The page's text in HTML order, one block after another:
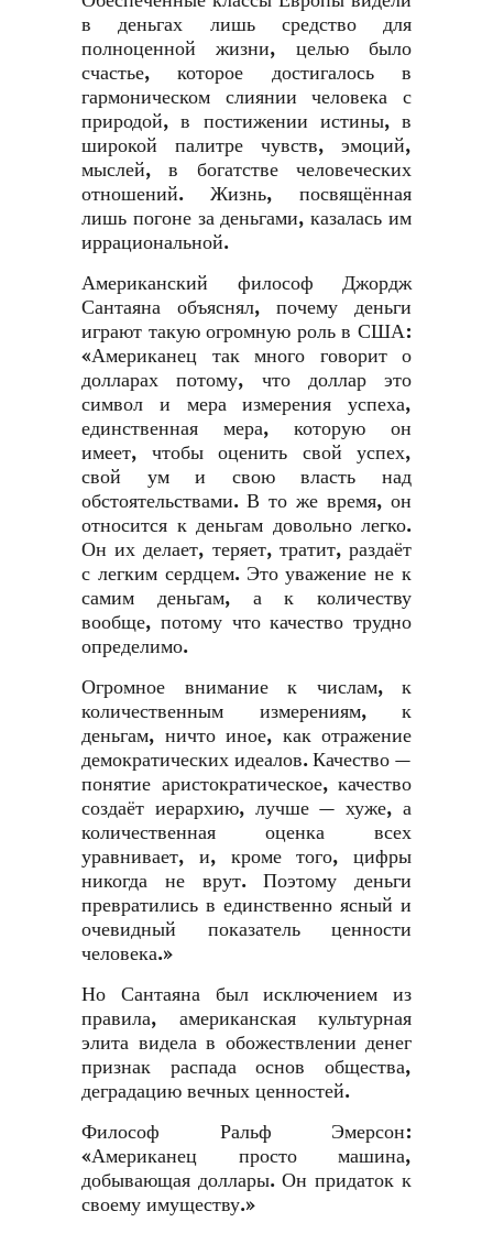
в деньгах лишь средство для
полноценной жизни, целью было
счастье, которое достигалось в
гармоническом слиянии человека с
природой, в постижении истины, в
широкой палитре чувств, эмоций,
мыслей, в богатстве человеческих
отношений. Жизнь, посвящённая
лишь погоне за деньгами, казалась им
иррациональной.
Американский философ Джордж
Сантаяна объяснял, почему деньги
играют такую огромную роль в США:
«Американец так много говорит о
долларах потому, что доллар это
символ и мера измерения успеха,
единственная мера, которую он
имеет, чтобы оценить свой успех,
свой ум и свою власть над
обстоятельствами. В то же время, он
относится к деньгам довольно легко.
Он их делает, теряет, тратит, раздаёт
с легким сердцем. Это уважение не к
самим деньгам, а к количеству
вообще, потому что качество трудно
определимо.
Огромное внимание к числам, к
количественным измерениям, к
деньгам, ничто иное, как отражение
демократических идеалов. Качество —
понятие аристократическое, качество
создаёт иерархию, лучше — хуже, а
количественная оценка всех
уравнивает, и, кроме того, цифры
никогда не врут. Поэтому деньги
превратились в единственно ясный и
очевидный показатель ценности
человека.»
Но Сантаяна был исключением из
правила, американская культурная
элита видела в обожествлении денег
признак распада основ общества,
деградацию вечных ценностей.
Философ Ральф Эмерсон:
«Американец просто машина,
добывающая доллары. Он придаток к
своему имуществу.»